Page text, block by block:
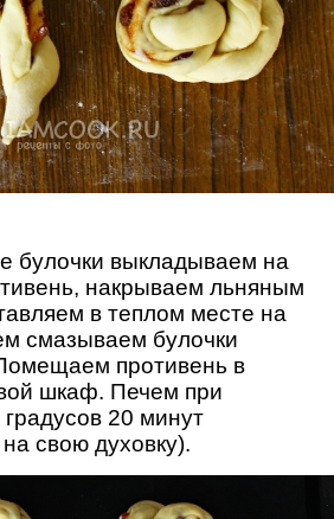
булочки выкладываем на
накрываем льняным
в теплом месте на
смазываем булочки
противень в
шкаф. Печем при
20 минут
свою духовку).